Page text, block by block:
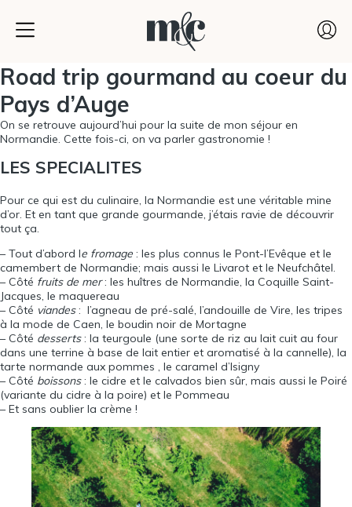
Road trip gourmand au coeur du
Pays d’Auge
On se retrouve aujourd’hui pour la suite de mon séjour en
Normandie. Cette fois-ci, on va parler gastronomie !
LES SPECIALITES
Pour ce qui est du culinaire, la Normandie est une véritable mine
d’or. Et en tant que grande gourmande, j’étais ravie de découvrir
tout ça.
– Tout d’abord le fromage : les plus connus le Pont-l’Evêque et le
camembert de Normandie; mais aussi le Livarot et le Neufchâtel.
– Côté fruits de mer: les huîtres de Normandie, la Coquille Saint-
Jacques, le maquereau
– Côté viandes: l’agneau de pré-salé, l’andouille de Vire, les tripes
à la mode de Caen, le boudin noir de Mortagne
– Côté desserts: la teurgoule (une sorte de riz au lait cuit au four
dans une terrine à base de lait entier et aromatisé à la cannelle), la
tarte normande aux pommes , le caramel d’Isigny
– Côté boissons: le cidre et le calvados bien sûr, mais aussi le Poiré
(variante du cidre à la poire) et le Pommeau
– Et sans oublier la crème !